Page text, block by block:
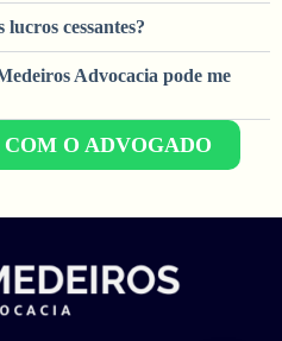
cessantes?
Advocacia pode me
O ADVOGADO